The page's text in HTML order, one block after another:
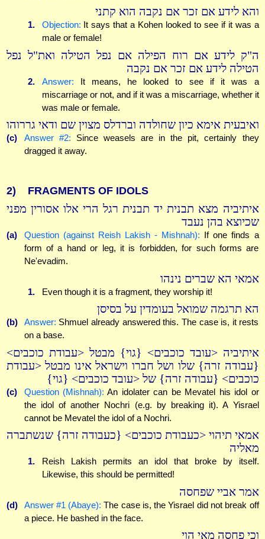
והא לידע אם זכר אם נקבה הוא קתני
1. Objection: It says that a Kohen looked to see if it was a
male or female!
ה"ק לידע אם רוח הפילה אם נפל הטילה ואת"ל נפל
הטילה לידע אם זכר אם נקבה
2. Answer: It means, he looked to see if it was a
miscarriage or not, and if it was a miscarriage, whether it
was male or female.
ואיבעית אימא כיון שחולדה וברדלס מצוין שם ודאי גררוהו
(c) Answer #2: Since weasels are in the pit, certainly they
dragged it away.
2) FRAGMENTS OF IDOLS
איתיביה מצא תבנית יד תבנית רגל הרי אלו אסורין מפני
שכיוצא בהן נעבד
(a) Question (against Reish Lakish - Mishnah): If one finds a
form of a hand or leg, it is forbidden, for such forms are
Ne'evadim.
אמאי הא שברים נינהו
1. Even though it is a fragment, they worship it!
הא תרגמה שמואל בעומדין על בסיסן
(b) Answer: Shmuel already answered this. The case is, it rests
on a base.
איתיביה <עובד כוכבים> {גוי} מבטל <עבודת כוכבים>
{עבודה זרה} שלו ושל חברו וישראל אינו מבטל <עבודת
כוכבים> {עבודה זרה} של <עובד כוכבים> {גוי}
(c) Question (Mishnah): An idolater can be Mevatel his idol or
the idol of another Nochri (e.g. by breaking it). A Yisrael
cannot be Mevatel the idol of a Nochri.
אמאי תיהוי <כעבודת כוכבים> {כעבודה זרה} שנשתברה
מאליה
1.
Reish Lakish permits an idol that broke by itself.
Likewise, this should be permitted!
אמר אביי שפחסה
(d) Answer #1 (Abaye): The case is, the Yisrael did not break off
a piece. He bashed in the face.
וכי פחסה מאי הוי